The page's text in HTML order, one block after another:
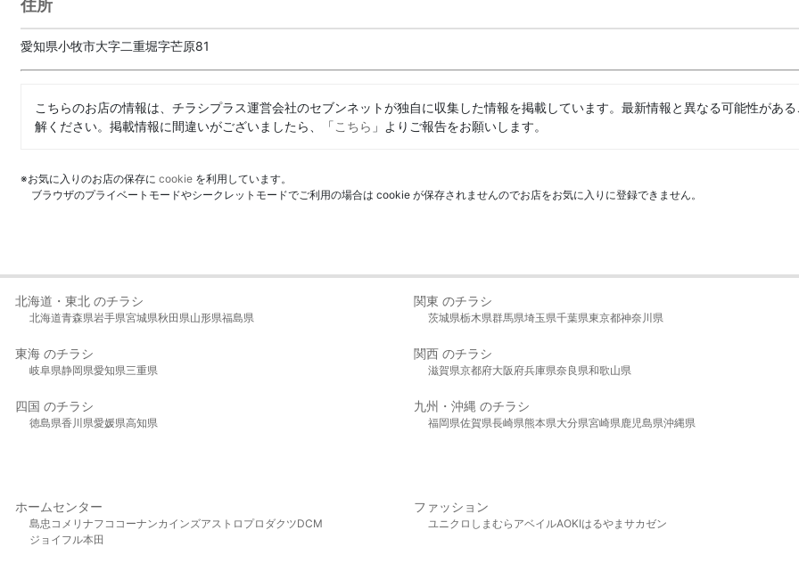
住所
愛知県小牧市大字二重堀字芒原81
こちらのお店の情報は、チラシプラス運営会社のセブンネットが独自に収集した情報を掲載しています。最新情報と異なる可能性があ
解ください。掲載情報に間違いがございましたら、「こちら 」よりご報告をお願いします。
※お気に入りのお店の保存に cookie を利用しています。
ブラウザのプライベートモードやシークレットモードでご利用の場合は cookie が保存されませんのでお店をお気に入りに登録できません。
北海道・東北 のチラシ
北海道青森県岩手県宮城県秋田県山形県福島県
関東 のチラシ
茨城県栃木県群馬県埼玉県千葉県東京都神奈川県
東海 のチラシ
岐阜県静岡県愛知県三重県
関西 のチラシ
滋賀県京都府大阪府兵庫県奈良県和歌山県
四国 のチラシ
徳島県香川県愛媛県高知県
九州・沖縄 のチラシ
福岡県佐賀県長崎県熊本県大分県宮崎県鹿児島県沖縄県
ホームセンター
島忠 コメリ ナフコ コーナンカインズアストロプロダクツDCM
ジョイフル本田
ファッション
ユニクロ しまむら アベイルAOKIはるやま サカゼン